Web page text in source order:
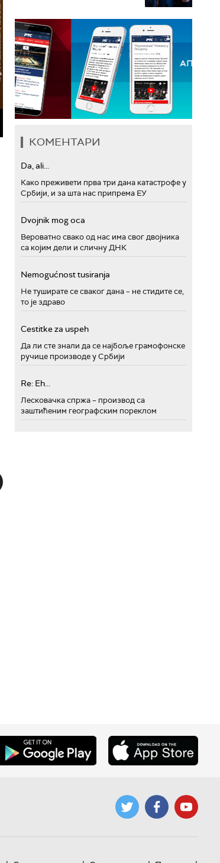
КОМЕНТАРИ
Da, ali...
Како преживети прва три дана катастрофе у
Србији, и за шта нас припрема ЕУ
Dvojnik mog oca
Вероватно свако од нас има свог двојника
са којим дели и сличну ДНК
Nemogućnost tusiranja
Не туширате се сваког дана – не стидите се,
то је здраво
Cestitke za uspeh
Да ли сте знали да се најбоље грамофонске
ручице производе у Србији
Re: Eh...
Лесковачка спржа – производ са
заштићеним географским пореклом